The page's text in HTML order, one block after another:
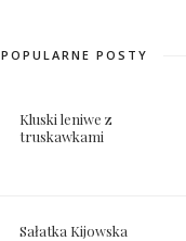
POPULARNE POSTY
Kluski leniwe z
truskawkami
Sałatka Kijowska